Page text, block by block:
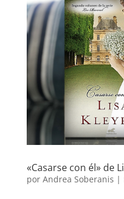
«Casarse con él» de
por Andrea Soberanis |